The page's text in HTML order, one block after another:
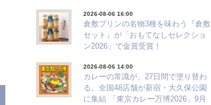
2026-08-06 16:00
倉敷プリンの名物3種を味わう『倉敷
セット』が「おもてなしセレクショ
ン2026」で金賞受賞！
2026-08-06 14:00
カレーの常識が、27日間で塗り替わ
る。全国48店舗が新宿・大久保公園
に集結 「東京カレー万博2026」9月